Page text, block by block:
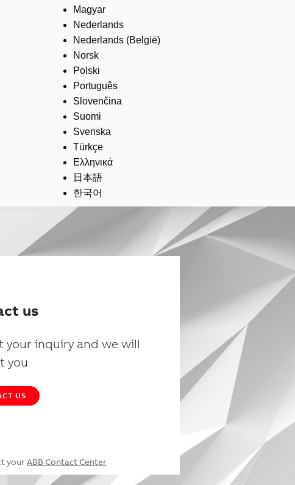
Magyar
Nederlands
Nederlands (België)
Norsk
Polski
Português
Slovenčina
Suomi
Svenska
Türkçe
Ελληνικά
日本語
한국어
us
your inquiry and we will
you
US
your ABB Contact Center